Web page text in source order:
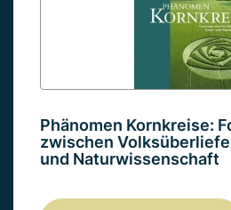
Phänomen Kornkreise:
zwischen
und Naturwissenschaft